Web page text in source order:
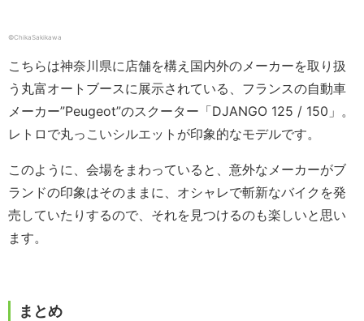
©ChikaSakikawa
こちらは神奈川県に店舗を構え国内外のメーカーを取り扱
う丸富オートブースに展示されている、フランスの自動車
メーカー”Peugeot”のスクーター「DJANGO 125 / 150」。
レトロで丸っこいシルエットが印象的なモデルです。
このように、会場をまわっていると、意外なメーカーがブ
ランドの印象はそのままに、オシャレで斬新なバイクを発
売していたりするので、それを見つけるのも楽しいと思い
ます。
まとめ